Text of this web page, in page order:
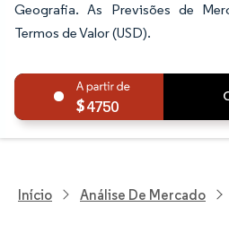
Geografia. As Previsões de
Termos de Valor (USD).
4750
Início Análise De Mercado